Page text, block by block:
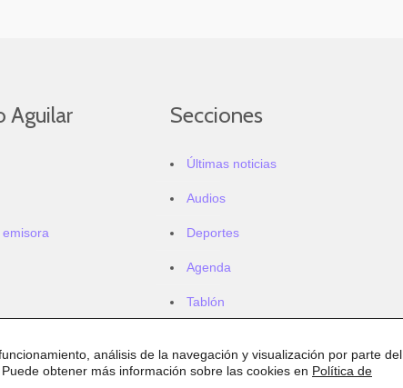
Aguilar Secciones
Últimas noticias
Audios
Deportes
Agenda
Tablón
análisis de la navegación y visualización por parte del
obtener más información sobre las cookies en Política de